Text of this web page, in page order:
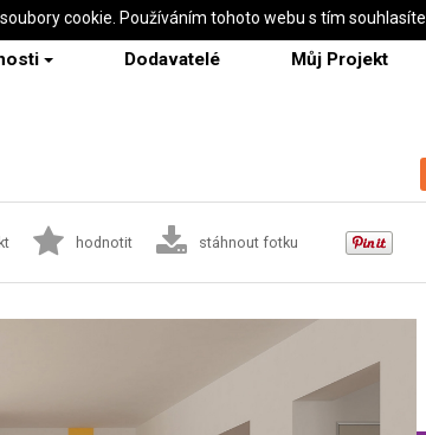
Dodavatelé Můj Projekt
hodnotit stáhnout fotku
cookie. Používáním tohoto webu s tím souhlasíte.